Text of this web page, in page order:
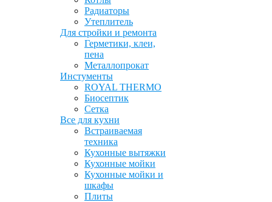
Радиаторы
Утеплитель
Для стройки и ремонта
Герметики, клеи,
пена
Металлопрокат
Инстументы
ROYAL THERMO
Биосептик
Сетка
Все для кухни
Встраиваемая
техника
Кухонные вытяжки
Кухонные мойки
Кухонные мойки и
шкафы
Плиты